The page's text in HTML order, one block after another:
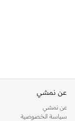
عن نمشي
عن نمشي
سياسة الخصوصية